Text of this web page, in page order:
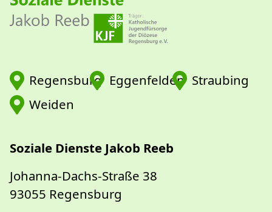
Regensburg Eggenfelden Straubing
Weiden
Soziale Dienste Jakob Reeb
Johanna-Dachs-Straße 38
93055 Regensburg